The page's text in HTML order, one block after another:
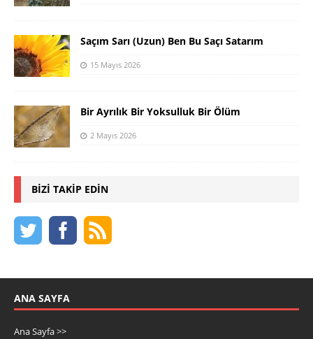
Saçım Sarı (Uzun) Ben Bu Saçı Satarım
15 Mayıs 2026
Bir Ayrılık Bir Yoksulluk Bir Ölüm
2 Mayıs 2026
BIZI TAKIP EDIN
ANA SAYFA
Ana Sayfa >>